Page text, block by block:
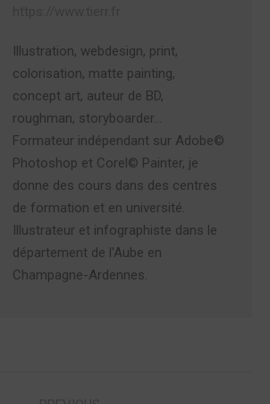
Illustration, webdesign, print,
colorisation, matte painting,
concept art, auteur de BD,
roughman, storyboarder…
Formateur indépendant sur Adobe©
Photoshop et Corel© Painter, je
donne des cours dans des centres
de formation et en université.
Illustrateur et infographiste dans le
département de l'Aube en
Champagne-Ardennes.